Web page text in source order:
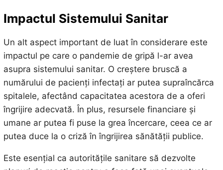
Impactul Sistemului Sanitar
Un alt aspect important de luat în considerare este
impactul pe care o pandemie de gripă l-ar avea
asupra sistemului sanitar. O creștere bruscă a
numărului de pacienți infectați ar putea supraîncărca
spitalele, afectând capacitatea acestora de a oferi
îngrijire adecvată. În plus, resursele financiare și
umane ar putea fi puse la grea încercare, ceea ce ar
putea duce la o criză în îngrijirea sănătății publice.
Este esențial ca autoritățile sanitare să dezvolte